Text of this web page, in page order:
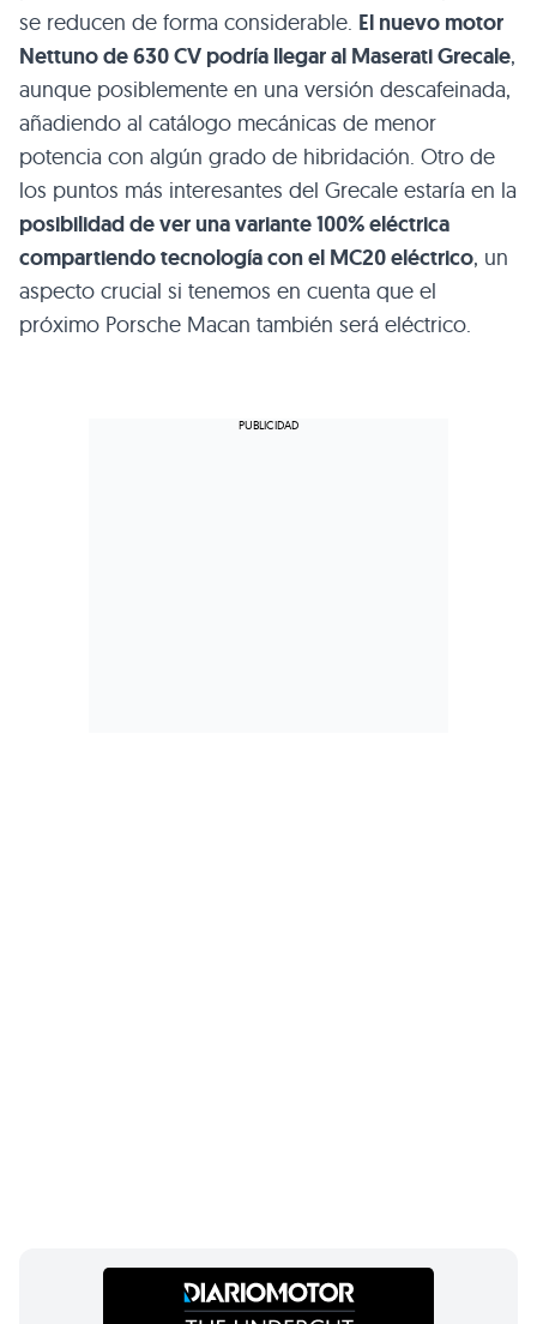
se reducen de forma considerable. El nuevo motor
Nettuno de 630 CV podría llegar al Maserati Grecale,
aunque posiblemente en una versión descafeinada,
añadiendo al catálogo mecánicas de menor
potencia con algún grado de hibridación. Otro de
los puntos más interesantes del Grecale estaría en la
posibilidad de ver una variante 100% eléctrica
compartiendo tecnología con el MC20 eléctrico, un
aspecto crucial si tenemos en cuenta que el
próximo Porsche Macan también será eléctrico.